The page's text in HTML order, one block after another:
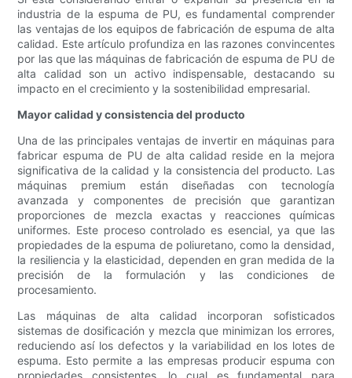
industria de la espuma de PU, es fundamental comprender
las ventajas de los equipos de fabricación de espuma de alta
calidad. Este artículo profundiza en las razones convincentes
por las que las máquinas de fabricación de espuma de PU de
alta calidad son un activo indispensable, destacando su
impacto en el crecimiento y la sostenibilidad empresarial.
Mayor calidad y consistencia del producto
Una de las principales ventajas de invertir en máquinas para
fabricar espuma de PU de alta calidad reside en la mejora
significativa de la calidad y la consistencia del producto. Las
máquinas premium están diseñadas con tecnología
avanzada y componentes de precisión que garantizan
proporciones de mezcla exactas y reacciones químicas
uniformes. Este proceso controlado es esencial, ya que las
propiedades de la espuma de poliuretano, como la densidad,
la resiliencia y la elasticidad, dependen en gran medida de la
precisión de la formulación y las condiciones de
procesamiento.
Las máquinas de alta calidad incorporan sofisticados
sistemas de dosificación y mezcla que minimizan los errores,
reduciendo así los defectos y la variabilidad en los lotes de
espuma. Esto permite a las empresas producir espuma con